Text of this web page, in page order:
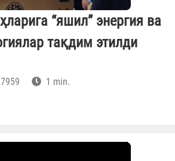
“яшил” энергия ва
тақдим этилди
7959 1 min.